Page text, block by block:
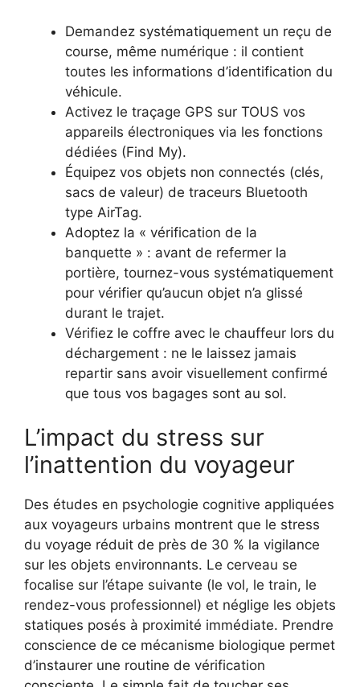
Demandez systématiquement un reçu de
course, même numérique : il contient
toutes les informations d’identification du
véhicule.
Activez le traçage GPS sur TOUS vos
appareils électroniques via les fonctions
dédiées (Find My).
Équipez vos objets non connectés (clés,
sacs de valeur) de traceurs Bluetooth
type AirTag.
Adoptez la « vérification de la
banquette » : avant de refermer la
portière, tournez-vous systématiquement
pour vérifier qu’aucun objet n’a glissé
durant le trajet.
Vérifiez le coffre avec le chauffeur lors du
déchargement : ne le laissez jamais
repartir sans avoir visuellement confirmé
que tous vos bagages sont au sol.
L’impact du stress sur
l’inattention du voyageur
Des études en psychologie cognitive appliquées
aux voyageurs urbains montrent que le stress
du voyage réduit de près de 30 % la vigilance
sur les objets environnants. Le cerveau se
focalise sur l’étape suivante (le vol, le train, le
rendez-vous professionnel) et néglige les objets
statiques posés à proximité immédiate. Prendre
conscience de ce mécanisme biologique permet
d’instaurer une routine de vérification